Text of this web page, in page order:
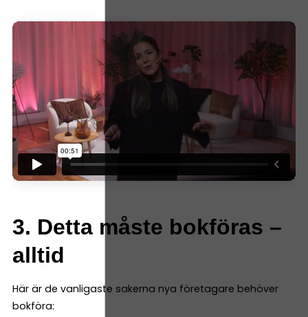
3. Detta måste bokföras –
alltid
Här är de vanligaste sakerna nya företagare behöver
bokföra: